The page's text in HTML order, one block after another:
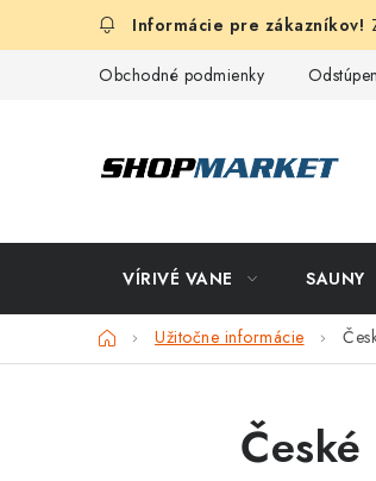
Obchodné podmienky
VÍRIVÉ VANE SAUNY
DomovUžitočne informácie